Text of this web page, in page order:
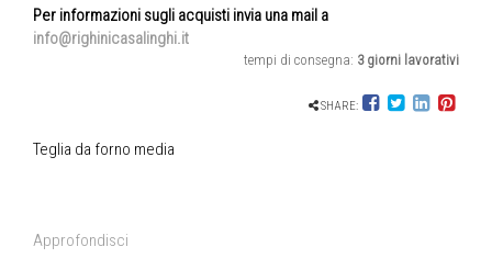
Per informazioni sugli acquisti invia una mail a
info@righinicasalinghi.it
tempi di consegna: 3 giorni lavorativi
SHARE:
Teglia da forno media
Approfondisci